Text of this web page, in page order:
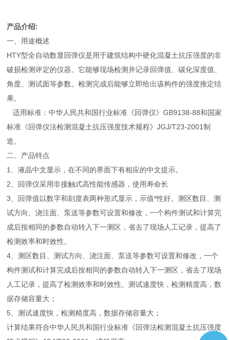
产品介绍:
一、用途概述
HTY型全自动数显回弹仪是用于建筑结构中硬化混凝土抗压强度的非
破损检测评定的仪器。它能够现场检测并记录回弹值、碳化深度值、
角度、测试面等参数。检测完成后能够立即给出该构件的强度推定结
果。
适用标准：中华人民共和国行业标准《回弹仪》GB9138-88和国家
标准《回弹仪法检测混凝土抗压强度技术规程》JGJ/T23-2001制
造。
二、产品特点
1、液晶中文显示，在不同的界面下有相应的中文提示。
2、回弹仪采用非接触式高性能传感器，使用寿命长
3、回弹值以数字和刻度表两种形式显示，示值*性好。测区数目、测
试方向、浇注面、泵送等参数可设置和修改，一个构件测试和计算完
成后按相同的参数自动转入下一测区，省去了现场人工记录，提高了
检测效率和时效性。
4、测区数目、测试方向、浇注面、泵送等参数可设置和修改，一个
构件测试和计算完成后按相同的参数自动转入下一测区，省去了现场
人工记录，提高了检测效率和时效性。测试速度快，检测精度高，数
据存储容量大；
5、测试速度快，检测精度高，数据存储容量大；
计算结果符合中华人民共和国行业标准《回弹法检测混凝土抗压强度